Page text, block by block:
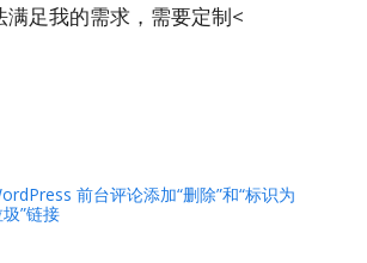
满足我的需求，需要定制<
前台评论添加“删除”和“标识为
”链接